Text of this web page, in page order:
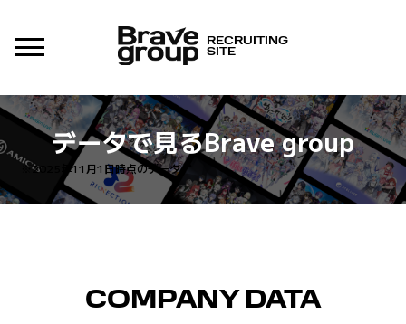
RECRUITING
SITE
データで見るBrave group
※2025年11月1日時点のデータ
COMPANY DATA